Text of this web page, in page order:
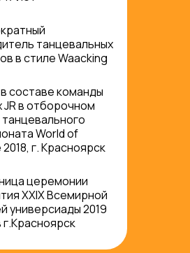
танцевальных
в стиле Waacking
составе команды
JR в отборочном
World of
г. Красноярск
церемонии
XXIX Всемирной
универсиады 2019
г.Красноярск